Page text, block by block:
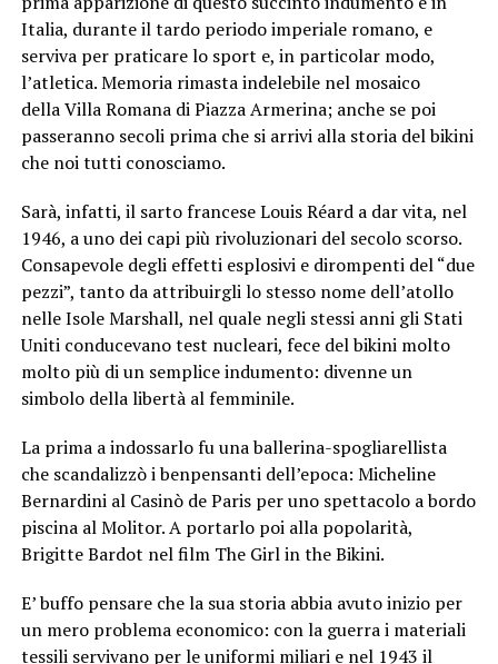
Italia, durante il tardo periodo imperiale romano, e
serviva per praticare lo sport e, in particolar modo,
l’atletica. Memoria rimasta indelebile nel mosaico
della Villa Romana di Piazza Armerina; anche se poi
passeranno secoli prima che si arrivi alla storia del bikini
che noi tutti conosciamo.
Sarà, infatti, il sarto francese Louis Réard a dar vita, nel
1946, a uno dei capi più rivoluzionari del secolo scorso.
Consapevole degli effetti esplosivi e dirompenti del “due
pezzi”, tanto da attribuirgli lo stesso nome dell’atollo
nelle Isole Marshall, nel quale negli stessi anni gli Stati
Uniti conducevano test nucleari, fece del bikini molto
molto più di un semplice indumento: divenne un
simbolo della libertà al femminile.
La prima a indossarlo fu una ballerina-spogliarellista
che scandalizzò i benpensanti dell’epoca: Micheline
Bernardini al Casinò de Paris per uno spettacolo a bordo
piscina al Molitor. A portarlo poi alla popolarità,
Brigitte Bardot nel film The Girl in the Bikini.
E’ buffo pensare che la sua storia abbia avuto inizio per
un mero problema economico: con la guerra i materiali
tessili servivano per le uniformi miliari e nel 1943 il